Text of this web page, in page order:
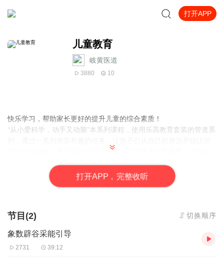
打开APP
儿童教育
岐黄医道
3880 10
快乐学习，帮助家长更好的提升儿童的综合素质！
“从小爱科学，动手又动脑”本系列课程，使用乐高教育套装的管道系
周边的小动物，熟悉自己生活的环境，引导孩子注意观察，产生兴
搭建，锻炼孩子手眼协调和精细动作，增强孩子的手部肌肉的控制
能力，让孩子手巧心灵。
打开APP，完整收听
节目(2) 切换顺序
象数辟谷采能引导
2731 39:12